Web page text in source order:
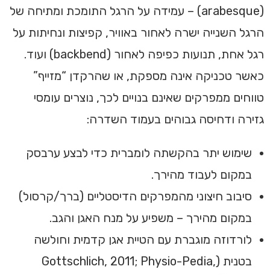
(arabesque) – עמידה על הרגל התומכת ומתיחה של
הרגל השנייה ישרה לאחור באוויר, קפיצות ונחיתות על
רגל אחת, תנועות כפיפה לאחור (backbend) ועוד.
כאשר טכניקה אינה מספקת, או שהרקדן “מזייף”
טווחים ממפרקים שאינם בנויים לכך, נוצרים עומסי
גזירה ודחיסה גבוהים בעמוד השדרה:
שימוש יתר בהקשתה לומברית כדי לבצע ערבסק
במקום לעבוד מהירך.
סיבוב חיצוני מהמפרקים הדיסטליים (ברך/קרסול)
במקום מהירך – משפיע על מנח האגן והגב.
לורדוזה מוגברת עם הטיית אגן קדמית וחולשה
בטנית (Gottschlich, 2011; Physio-Pedia,